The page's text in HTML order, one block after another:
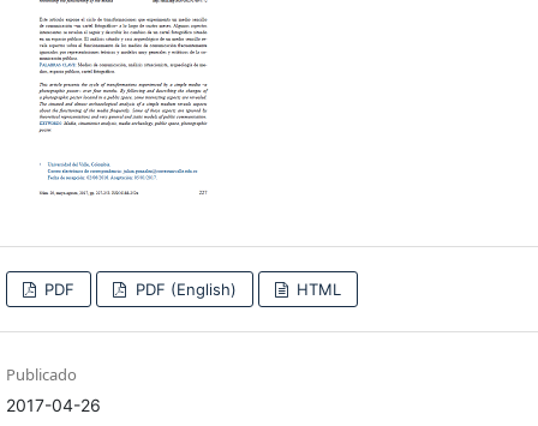
PDF PDF (English) HTML
Publicado
2017-04-26